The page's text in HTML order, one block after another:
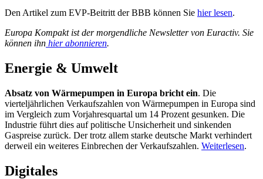
Den Artikel zum EVP-Beitritt der BBB können Sie hier lesen.
Europa Kompakt ist der morgendliche Newsletter von Euractiv. Sie
können ihn hier abonnieren.
Energie & Umwelt
Absatz von Wärmepumpen in Europa bricht ein. Die
vierteljährlichen Verkaufszahlen von Wärmepumpen in Europa sind
im Vergleich zum Vorjahresquartal um 14 Prozent gesunken. Die
Industrie führt dies auf politische Unsicherheit und sinkenden
Gaspreise zurück. Der trotz allem starke deutsche Markt verhindert
derweil ein weiteres Einbrechen der Verkaufszahlen. Weiterlesen.
Digitales